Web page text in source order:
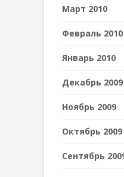
Март 2010
Февраль 2010
Январь 2010
Декабрь 2009
Ноябрь 2009
Октябрь 2009
Сентябрь